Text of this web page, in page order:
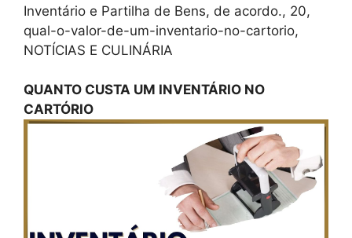
Inventário e Partilha de Bens, de acordo., 20,
qual-o-valor-de-um-inventario-no-cartorio,
NOTÍCIAS E CULINÁRIA
QUANTO CUSTA UM INVENTÁRIO NO
CARTÓRIO